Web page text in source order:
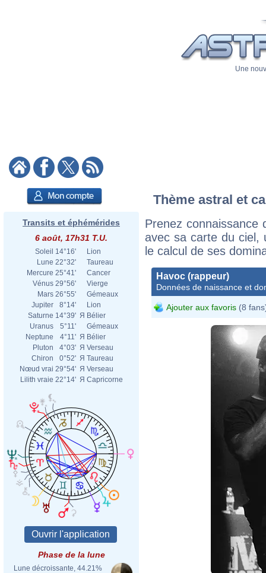
Une
Transits et éphémérides
6 août, 17h31 T.U.
Soleil 14°16'
Lion
Lune 22°32'
Taureau
Mercure 25°41'
Cancer
Vénus 29°56'
Vierge
Mars 26°55'
Gémeaux
Jupiter
8°14'
Lion
Saturne 14°39' Я Bélier
Uranus
5°11'
Gémeaux
Neptune
4°11' Я Bélier
Pluton
4°03' Я Verseau
Chiron
0°52' Я Taureau
Nœud vrai 29°54' Я Verseau
Lilith vraie 22°14' Я Capricorne
Phase de la lune
Lune décroissante, 44.21%
Thème astral et
Prenez connaissance
avec sa carte du ciel,
le calcul de ses
Havoc (rappeur)
Données de naissance et
Ajouter aux favoris (8